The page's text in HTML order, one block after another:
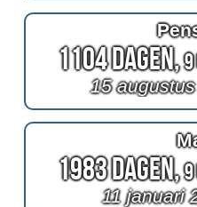
1104 Dagen,
15
1983 Dagen,
11 januari